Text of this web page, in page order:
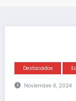
Destacados
Noviembre 8, 2024